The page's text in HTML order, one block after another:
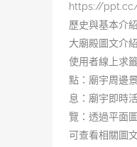
https://ppt.cc/
歷史與基本介
大廟殿圖文介
使用者線上求
點：廟宇周邊
息：廟宇即時
覽：透過平面
可查看相關圖